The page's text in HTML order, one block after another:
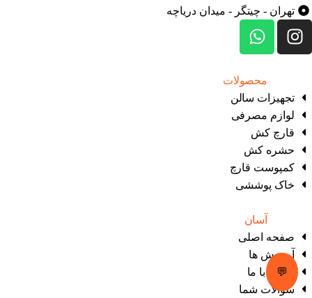
تهران - چیتگر - میدان دریاچه
محصولات
تجهیزات سالن
لوازم مصرفی
قارچ‌ کش
حشره‌ کش
کمپوست قارچ
خاک پوششی
آسان
صفحه اصلی
آموزش ها
تماس با ما
سوالات شما
💬